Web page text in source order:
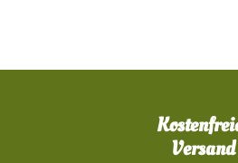
Versand